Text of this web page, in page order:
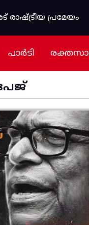
രാഷ്ട്രീയ പ്രമേയം
പാർടി